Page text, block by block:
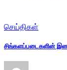
செய்திகள்
சிங்களப்படைகளின்